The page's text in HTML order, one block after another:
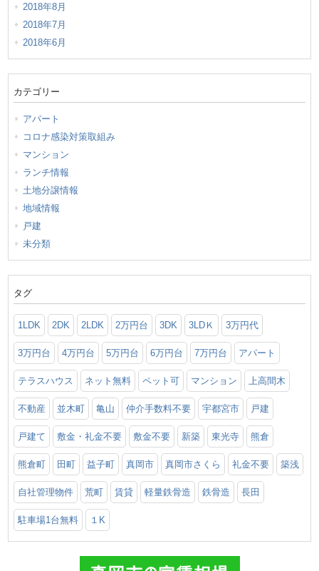
2018年8月
2018年7月
2018年6月
カテゴリー
アパート
コロナ感染対策取組み
マンション
ランチ情報
土地分譲情報
地域情報
戸建
未分類
タグ
1LDK 2DK 2LDK 2万円台 3DK 3LDＫ 3万円代
3万円台 4万円台 5万円台 6万円台 7万円台 アパート
テラスハウス ネット無料 ペット可 マンション 上高間木
不動産 並木町 亀山 仲介手数料不要 宇都宮市 戸建
戸建て 敷金・礼金不要 敷金不要 新築 東光寺 熊倉
熊倉町 田町 益子町 真岡市 真岡市さくら 礼金不要 築浅
自社管理物件 荒町 賃貸 軽量鉄骨造 鉄骨造 長田
駐車場1台無料 １K